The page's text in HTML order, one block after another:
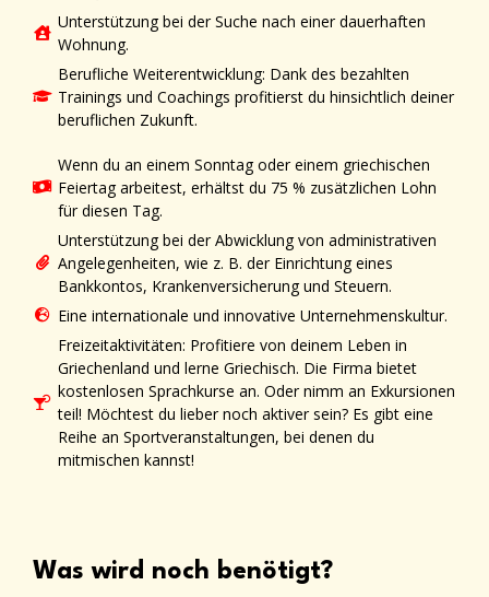
Unterstützung bei der Suche nach einer dauerhaften
Wohnung.
Berufliche Weiterentwicklung: Dank des bezahlten
Trainings und Coachings profitierst du hinsichtlich deiner
beruflichen Zukunft.
Wenn du an einem Sonntag oder einem griechischen
Feiertag arbeitest, erhältst du 75 % zusätzlichen Lohn
für diesen Tag.
Unterstützung bei der Abwicklung von administrativen
Angelegenheiten, wie z. B. der Einrichtung eines
Bankkontos, Krankenversicherung und Steuern.
Eine internationale und innovative Unternehmenskultur.
Freizeitaktivitäten: Profitiere von deinem Leben in
Griechenland und lerne Griechisch. Die Firma bietet
kostenlosen Sprachkurse an. Oder nimm an Exkursionen
teil! Möchtest du lieber noch aktiver sein? Es gibt eine
Reihe an Sportveranstaltungen, bei denen du
mitmischen kannst!
Was wird noch benötigt?